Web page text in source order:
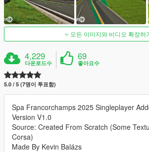
모든 이미지와 비디오 확장하
4,229
다운로드수
69
좋아요수
5.0 / 5 (7명이 투표함)
Spa Francorchamps 2025 Singleplayer
Version V1.0
Source: Created From Scratch (Some
Corsa)
Made By Kevin Balázs